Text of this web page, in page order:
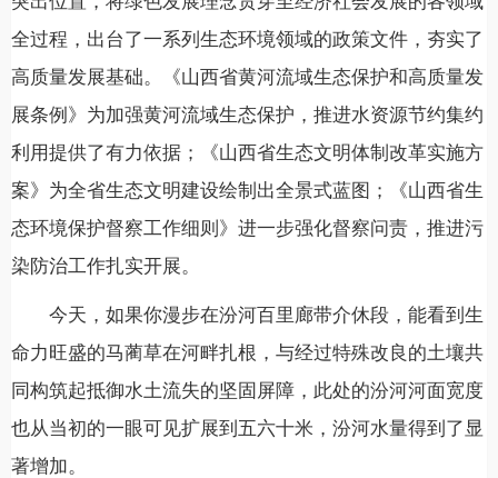
全过程，出台了一系列生态环境领域的政策文件，夯实了
高质量发展基础。《山西省黄河流域生态保护和高质量发
展条例》为加强黄河流域生态保护，推进水资源节约集约
利用提供了有力依据；《山西省生态文明体制改革实施方
案》为全省生态文明建设绘制出全景式蓝图；《山西省生
态环境保护督察工作细则》进一步强化督察问责，推进污
染防治工作扎实开展。
今天，如果你漫步在汾河百里廊带介休段，能看到生
命力旺盛的马蔺草在河畔扎根，与经过特殊改良的土壤共
同构筑起抵御水土流失的坚固屏障，此处的汾河河面宽度
也从当初的一眼可见扩展到五六十米，汾河水量得到了显
著增加。